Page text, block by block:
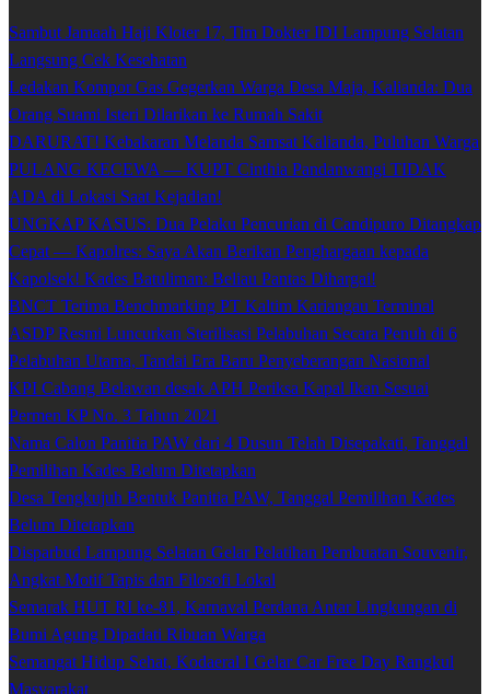
Sambut Jamaah Haji Kloter 17, Tim Dokter IDI Lampung Selatan
Langsung Cek Kesehatan
Ledakan Kompor Gas Gegerkan Warga Desa Maja, Kalianda: Dua
Orang Suami Isteri Dilarikan ke Rumah Sakit
DARURAT! Kebakaran Melanda Samsat Kalianda, Puluhan Warga
PULANG KECEWA — KUPT Cinthia Pandanwangi TIDAK
ADA di Lokasi Saat Kejadian!
UNGKAP KASUS: Dua Pelaku Pencurian di Candipuro Ditangkap
Cepat — Kapolres: Saya Akan Berikan Penghargaan kepada
Kapolsek! Kades Batuliman: Beliau Pantas Dihargai!
BNCT Terima Benchmarking PT Kaltim Kariangau Terminal
ASDP Resmi Luncurkan Sterilisasi Pelabuhan Secara Penuh di 6
Pelabuhan Utama, Tandai Era Baru Penyeberangan Nasional
KPI Cabang Belawan desak APH Periksa Kapal Ikan Sesuai
Permen KP No. 3 Tahun 2021
Nama Calon Panitia PAW dari 4 Dusun Telah Disepakati, Tanggal
Pemilihan Kades Belum Ditetapkan
Desa Tengkujuh Bentuk Panitia PAW, Tanggal Pemilihan Kades
Belum Ditetapkan
Disparbud Lampung Selatan Gelar Pelatihan Pembuatan Souvenir,
Angkat Motif Tapis dan Filosofi Lokal
Semarak HUT RI ke-81, Karnaval Perdana Antar Lingkungan di
Bumi Agung Dipadati Ribuan Warga
Semangat Hidup Sehat, Kodaeral I Gelar Car Free Day Rangkul
Masyarakat